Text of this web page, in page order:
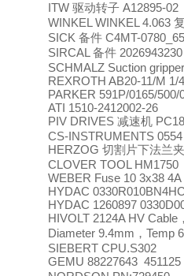
ITW 驱动转子 A12895-02
WINKEL WINKEL 4.063
SICK 备件 C4MT-
SIRCAL 备件 2026943230
SCHMALZ Suction
REXROTH AB20-11/M 1/4
PARKER 591P/0165/500/
ATI 1510-2412002-26
PIV DRIVES 减速机
CS-INSTRUMENTS
HERZOG 切割片下法兰
CLOVER TOOL HM1750
WEBER Fuse 10 3x38 4A
HYDAC
HYDAC 1260897
HIVOLT 2124A HV Cable
Diameter 9.4mm ， Temp
SIEBERT CPU.S302
GEMU 88227643